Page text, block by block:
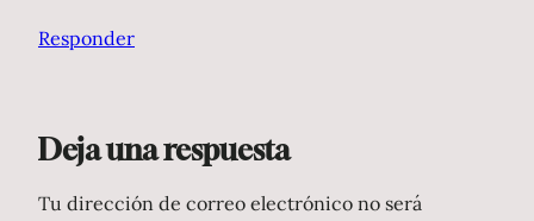
Responder
Deja una respuesta
Tu dirección de correo electrónico no será